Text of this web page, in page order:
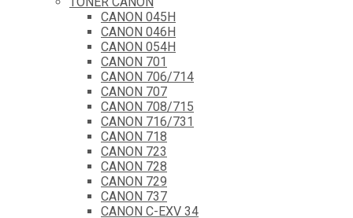
CANON 045H
CANON 046H
CANON 054H
CANON 701
CANON 706/714
CANON 707
CANON 708/715
CANON 716/731
CANON 718
CANON 723
CANON 728
CANON 729
CANON 737
CANON C-EXV 34